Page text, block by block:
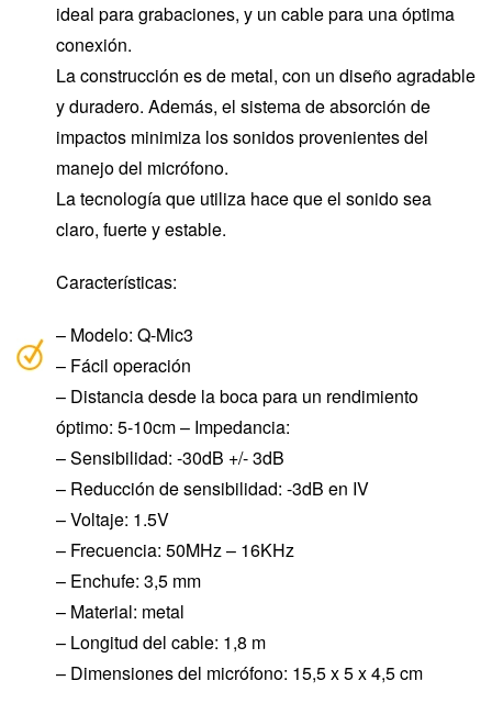
ideal para grabaciones, y un cable para una óptima
conexión.
La construcción es de metal, con un diseño agradable
y duradero. Además, el sistema de absorción de
impactos minimiza los sonidos provenientes del
manejo del micrófono.
La tecnología que utiliza hace que el sonido sea
claro, fuerte y estable.
Características:
– Modelo: Q-Mic3
– Fácil operación
– Distancia desde la boca para un rendimiento
óptimo: 5-10cm – Impedancia:
– Sensibilidad: -30dB +/- 3dB
– Reducción de sensibilidad: -3dB en IV
– Voltaje: 1.5V
– Frecuencia: 50MHz – 16KHz
– Enchufe: 3,5 mm
– Material: metal
– Longitud del cable: 1,8 m
– Dimensiones del micrófono: 15,5 x 5 x 4,5 cm